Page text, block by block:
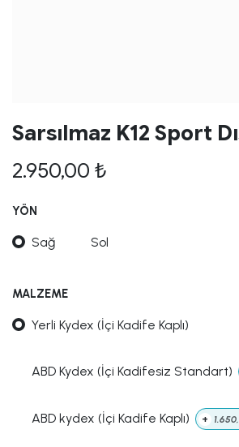
Sarsılmaz K12 Sport
2.950,00 ₺
YÖN
Sağ Sol
MALZEME
Yerli Kydex (İçi Kadife Kaplı)
ABD Kydex (İçi Kadifesiz Standart)
ABD kydex (İçi Kadife Kaplı) +